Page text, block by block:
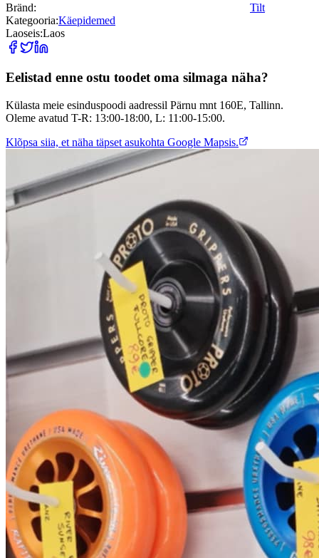
Bränd:
Tilt
Kategooria:Käepidemed
Laoseis:Laos
Eelistad enne ostu toodet oma silmaga näha?
Külasta meie esinduspoodi aadressil Pärnu mnt 160E, Tallinn.
Oleme avatud T-R: 13:00-18:00, L: 11:00-15:00.
Klõpsa siia, et näha täpset asukohta Google Mapsis.